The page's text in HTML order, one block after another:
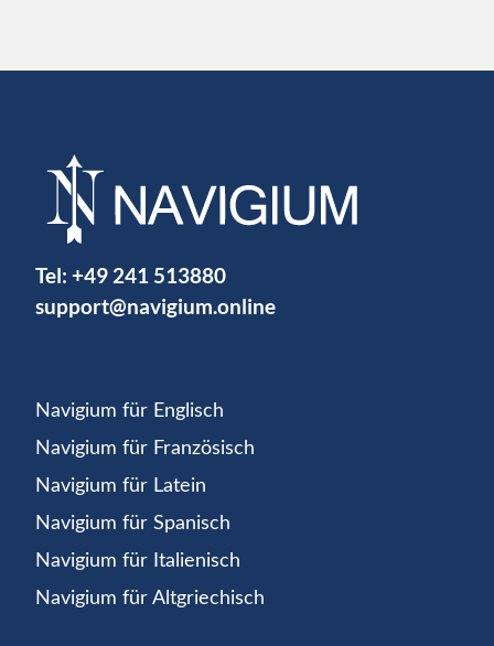
Tel: +49 241 513880
support@navigium.online
Navigium für Englisch
Navigium für Französisch
Navigium für Latein
Navigium für Spanisch
Navigium für Italienisch
Navigium für Altgriechisch